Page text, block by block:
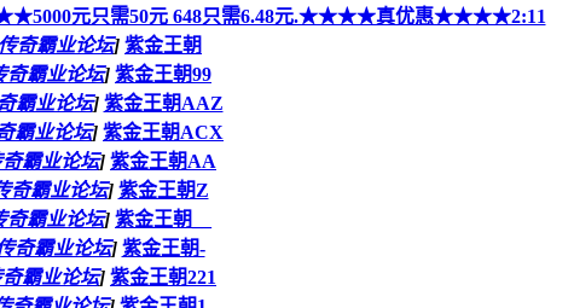
元只需50元 648只需6.48元.★★★★真优惠★★★★2:11
奇霸业论坛] 紫金王朝
奇霸业论坛] 紫金王朝99
霸业论坛] 紫金王朝AAZ
霸业论坛] 紫金王朝ACX
霸业论坛] 紫金王朝AA
奇霸业论坛] 紫金王朝Z
奇霸业论坛] 紫金王朝__
奇霸业论坛] 紫金王朝-
霸业论坛] 紫金王朝221